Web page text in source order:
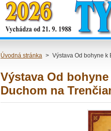
Úvodná stránka > Výstava Od bohyne k
Výstava Od
Duchom na